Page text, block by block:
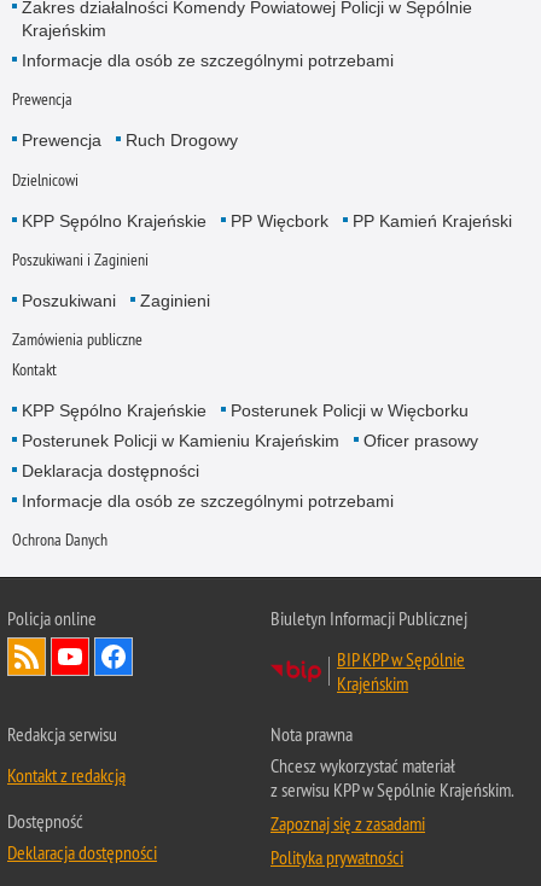
Zakres działalności Komendy Powiatowej Policji w Sępólnie
Krajeńskim
Informacje dla osób ze szczególnymi potrzebami
Prewencja
Prewencja Ruch Drogowy
Dzielnicowi
KPP Sępólno Krajeńskie PP Więcbork PP Kamień Krajeński
Poszukiwani i Zaginieni
Poszukiwani Zaginieni
Zamówienia publiczne
Kontakt
KPP Sępólno Krajeńskie
Posterunek Policji w Więcborku
Posterunek Policji w Kamieniu Krajeńskim
Oficer prasowy
Deklaracja dostępności
Informacje dla osób ze szczególnymi potrzebami
Ochrona Danych
Policja online
Biuletyn Informacji Publicznej
BIP KPP w Sępólnie
Krajeńskim
Redakcja serwisu
Kontakt z redakcją
Dostępność
Deklaracja dostępności
Nota prawna
Chcesz wykorzystać materiał
z serwisu KPP w Sępólnie Krajeńskim.
Zapoznaj się z zasadami
Polityka prywatności